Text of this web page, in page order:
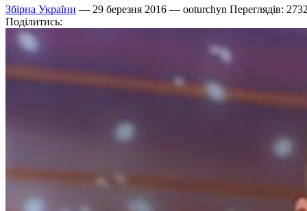
Збірна України — 29 березня 2016 — ooturchyn Переглядів:
Поділитись: